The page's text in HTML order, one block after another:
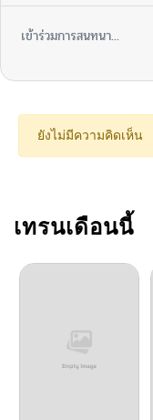
เข้าร่วมการสนทนา...
ยังไม่มีความคิดเห็น
เทรนเดือนนี้